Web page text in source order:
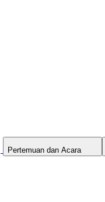
Pertemuan dan Acara